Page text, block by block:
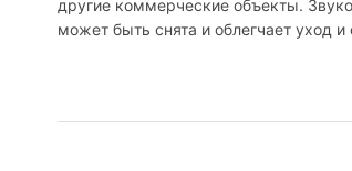
другие коммерческие объекты.
может быть снята и облегчает уход